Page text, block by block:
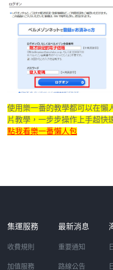
使用樂一番的教學都可以在懶
片教學，一步步操作上手超快
點我看樂一番懶人包
集運服務
收費規則
加值服務
最新消息
重要通知
路線公告